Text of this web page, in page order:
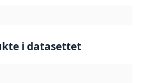
i datasettet